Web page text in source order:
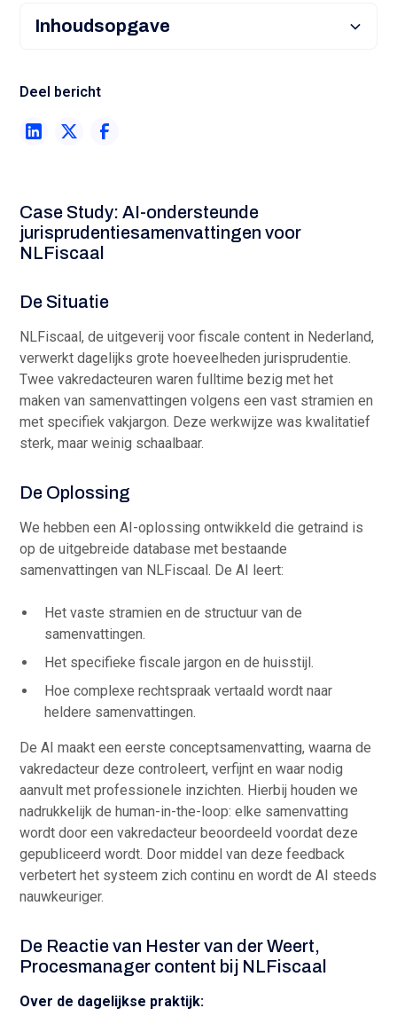
Inhoudsopgave
Heading 3
Heading 5
Heading 6
Deel bericht
Case Study: AI-ondersteunde
jurisprudentiesamenvattingen voor
NLFiscaal
De Situatie
NLFiscaal, de uitgeverij voor fiscale content in Nederland,
verwerkt dagelijks grote hoeveelheden jurisprudentie.
Twee vakredacteuren waren fulltime bezig met het
maken van samenvattingen volgens een vast stramien en
met specifiek vakjargon. Deze werkwijze was kwalitatief
sterk, maar weinig schaalbaar.
De Oplossing
We hebben een AI-oplossing ontwikkeld die getraind is
op de uitgebreide database met bestaande
samenvattingen van NLFiscaal. De AI leert:
Het vaste stramien en de structuur van de
samenvattingen.
Het specifieke fiscale jargon en de huisstijl.
Hoe complexe rechtspraak vertaald wordt naar
heldere samenvattingen.
De AI maakt een eerste conceptsamenvatting, waarna de
vakredacteur deze controleert, verfijnt en waar nodig
aanvult met professionele inzichten. Hierbij houden we
nadrukkelijk de human-in-the-loop: elke samenvatting
wordt door een vakredacteur beoordeeld voordat deze
gepubliceerd wordt. Door middel van deze feedback
verbetert het systeem zich continu en wordt de AI steeds
nauwkeuriger.
De Reactie van Hester van der Weert,
Procesmanager content bij NLFiscaal
Over de dagelijkse praktijk: